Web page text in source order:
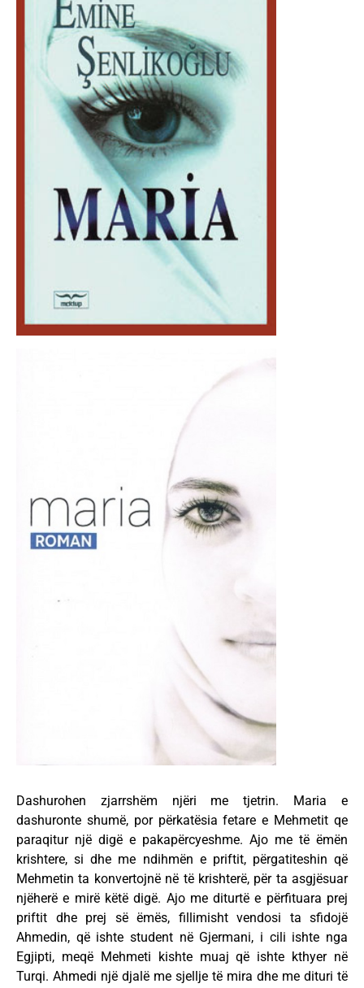
Dashurohen zjarrshëm njëri me tjetrin. Maria e
dashuronte shumë, por përkatësia fetare e Mehmetit qe
paraqitur një digë e pakapërcyeshme. Ajo me të ëmën
krishtere, si dhe me ndihmën e priftit, përgatiteshin që
Mehmetin ta konvertojnë në të krishterë, për ta asgjësuar
njëherë e mirë këtë digë. Ajo me diturtë e përfituara prej
priftit dhe prej së ëmës, fillimisht vendosi ta sfidojë
Ahmedin, që ishte student në Gjermani, i cili ishte nga
Egjipti, meqë Mehmeti kishte muaj që ishte kthyer në
Turqi. Ahmedi një djalë me sjellje të mira dhe me dituri të